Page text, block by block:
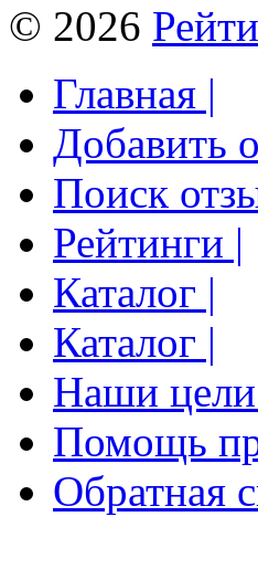
© 2026
Главная |
Добавить
Поиск
Рейтинги |
Каталог |
Каталог |
Наши
Помощь
Обратная